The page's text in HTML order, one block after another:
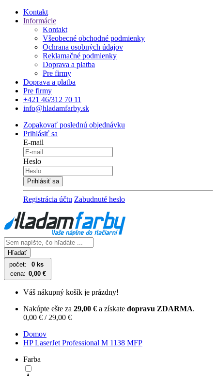
Kontakt
Informácie
Kontakt
Všeobecné obchodné podmienky
Ochrana osobných údajov
Reklamačné podmienky
Doprava a platba
Pre firmy
Doprava a platba
Pre firmy
+421 46/312 70 11
info@hladamfarby.sk
Zopakovať poslednú objednávku
Prihlásiť sa
E-mail
Heslo
Registrácia účtu Zabudnuté heslo
Hľadať
počet:
0 ks
cena: 0,00 €
Váš nákupný košík je prázdny!
Nakúpte ešte za 29,00 € a získate dopravu ZDARMA.
0,00 € / 29,00 €
Domov
HP LaserJet Professional M 1138 MFP
Farba